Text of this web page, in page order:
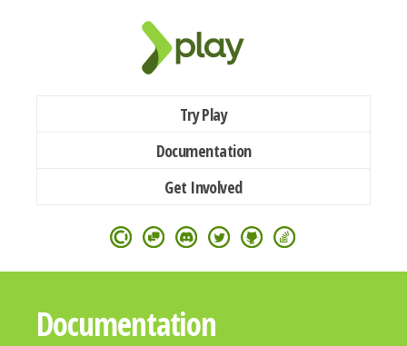
Try Play
Documentation
Get Involved
Documentation